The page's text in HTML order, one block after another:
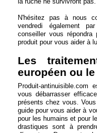
N'hésitez pas à nous
vendredi également
conseiller vous
produit pour vous aider à
Les
européen ou
Produit-
vous débarrasser
présents chez vous.
guide pour vous aider à
pour les humains et pour
drastiques sont à